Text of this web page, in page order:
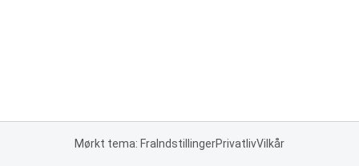
Mørkt tema: Fra IndstillingerPrivatlivVilkår